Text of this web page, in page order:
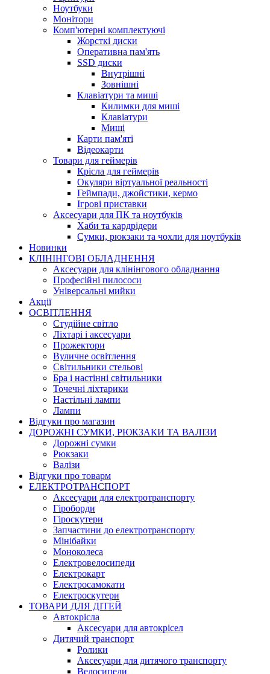
Ноутбуки
Монітори
Комп'ютерні комплектуючі
Жорсткі диски
Оперативна пам'ять
SSD диски
Внутрішні
Зовнішні
Клавіатури та миші
Килимки для миші
Клавіатури
Миші
Карти пам'яті
Відеокарти
Товари для геймерів
Крісла для геймерів
Окуляри віртуальної реальності
Геймпади, джойстики, кермо
Ігрові приставки
Аксесуари для ПК та ноутбуків
Хаби та кардрідери
Сумки, рюкзаки та чохли для ноутбуків
Новинки
КЛІНІНГОВІ ОБЛАДНЕННЯ
Аксесуари для клінінгового обладнання
Професійні пилососи
Універсальні мийки
Акції
ОСВІТЛЕННЯ
Студійне світло
Ліхтарі і аксесуари
Прожектори
Вуличне освітлення
Світильники стельові
Бра і настінні світильники
Точечні ліхтарики
Настільні лампи
Лампи
Відгуки про магазин
ДОРОЖНІ СУМКИ, РЮКЗАКИ ТА ВАЛІЗИ
Дорожні сумки
Рюкзаки
Валізи
Відгуки про товарм
ЕЛЕКТРОТРАНСПОРТ
Аксесуари для електротранспорту
Гіроборди
Гіроскутери
Запчастини до електротранспорту
Мінібайки
Моноколеса
Електровелосипеди
Електрокарт
Електросамокати
Електроскутери
ТОВАРИ ДЛЯ ДІТЕЙ
Автокрісла
Аксесуари для автокрісел
Дитячий транспорт
Ролики
Аксесуари для дитячого транспорту
Велосипеди